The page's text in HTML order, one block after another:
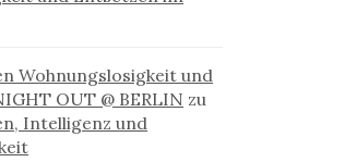
Wohnungslosigkeit und
OUT @ BERLIN zu
Intelligenz und